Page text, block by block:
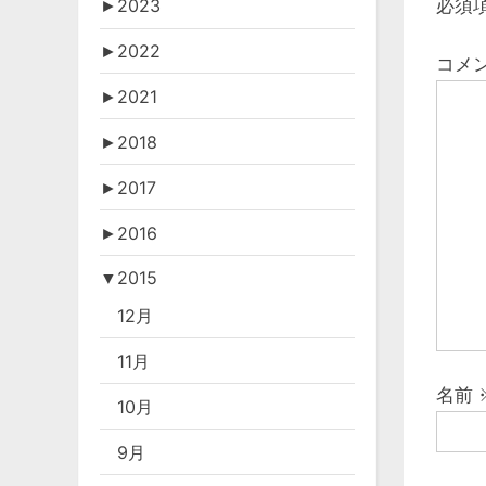
ビ
ゲ
o
s
必須
コメ
名前
► 2023
► 2022
► 2021
► 2018
► 2017
► 2016
▼ 2015
12月
11月
10月
9月